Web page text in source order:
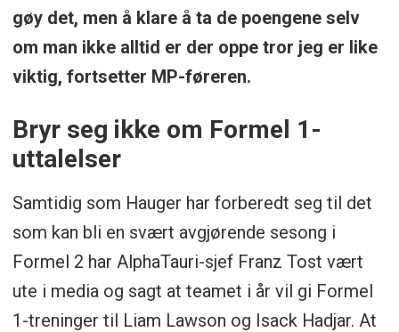
gøy det, men å klare å ta de poengene selv
om man ikke alltid er der oppe tror jeg er like
viktig, fortsetter MP-føreren.
Bryr seg ikke om Formel 1-
uttalelser
Samtidig som Hauger har forberedt seg til det
som kan bli en svært avgjørende sesong i
Formel 2 har AlphaTauri-sjef Franz Tost vært
ute i media og sagt at teamet i år vil gi Formel
1-treninger til Liam Lawson og Isack Hadjar. At